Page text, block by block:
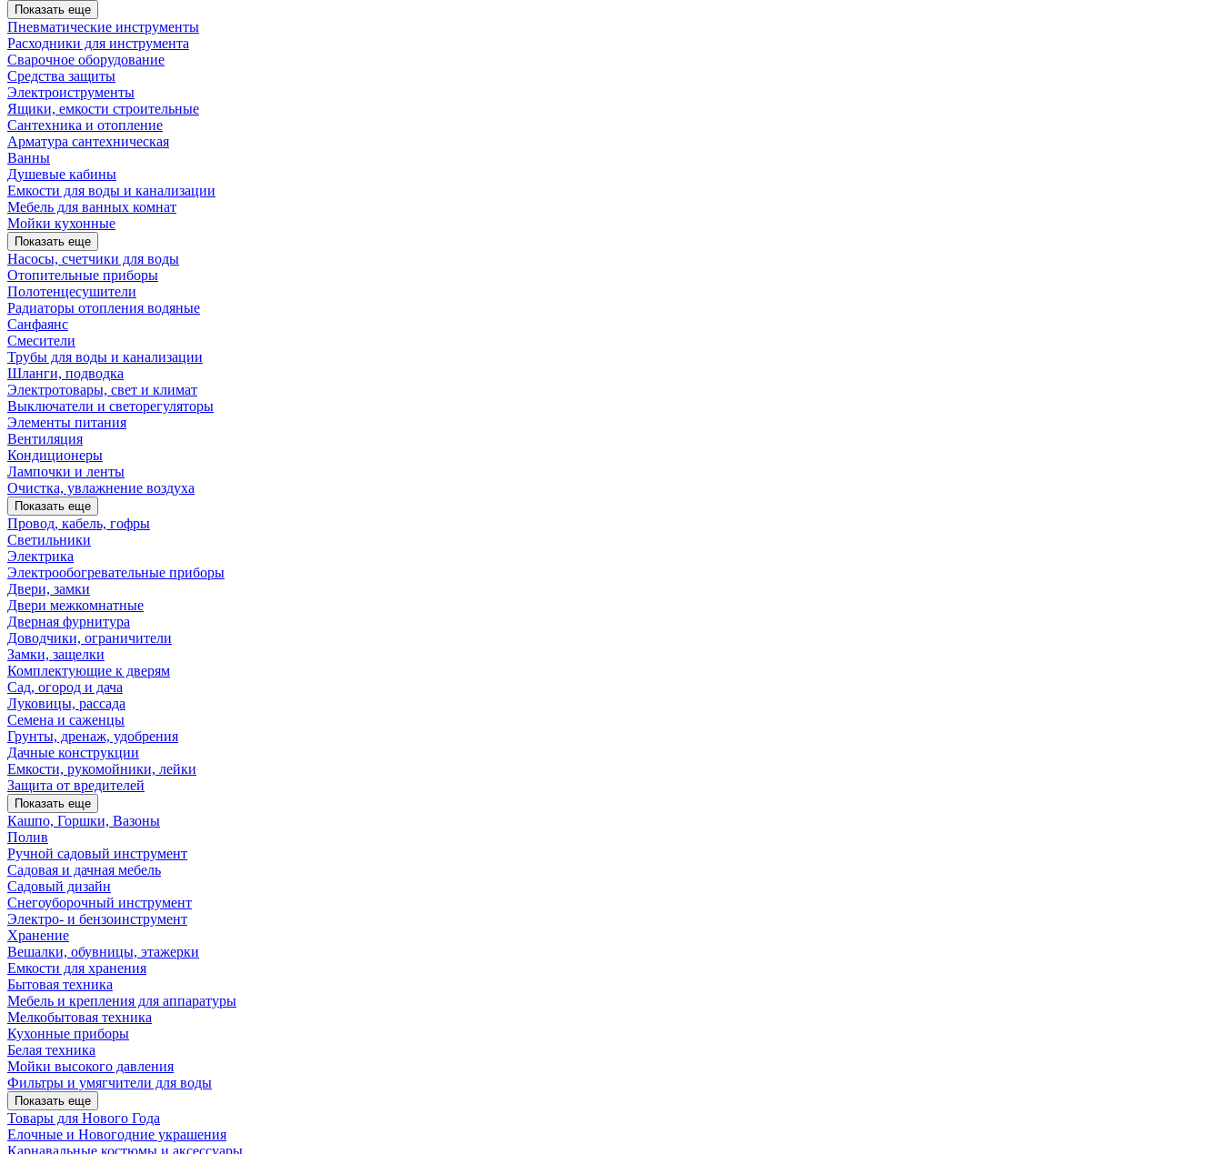
Показать еще
Пневматические инструменты
Расходники для инструмента
Сварочное оборудование
Средства защиты
Электроиструменты
Ящики, емкости строительные
Сантехника и отопление
Арматура сантехническая
Ванны
Душевые кабины
Емкости для воды и канализации
Мебель для ванных комнат
Мойки кухонные
Показать еще
Насосы, счетчики для воды
Отопительные приборы
Полотенцесушители
Радиаторы отопления водяные
Санфаянс
Смесители
Трубы для воды и канализации
Шланги, подводка
Электротовары, свет и климат
Выключатели и светорегуляторы
Элементы питания
Вентиляция
Кондиционеры
Лампочки и ленты
Очистка, увлажнение воздуха
Показать еще
Провод, кабель, гофры
Светильники
Электрика
Электрообогревательные приборы
Двери, замки
Двери межкомнатные
Дверная фурнитура
Доводчики, ограничители
Замки, защелки
Комплектующие к дверям
Сад, огород и дача
Луковицы, рассада
Семена и саженцы
Грунты, дренаж, удобрения
Дачные конструкции
Емкости, рукомойники, лейки
Защита от вредителей
Показать еще
Кашпо, Горшки, Вазоны
Полив
Ручной садовый инструмент
Садовая и дачная мебель
Садовый дизайн
Снегоуборочный инструмент
Электро- и бензоинструмент
Хранение
Вешалки, обувницы, этажерки
Емкости для хранения
Бытовая техника
Мебель и крепления для аппаратуры
Мелкобытовая техника
Кухонные приборы
Белая техника
Мойки высокого давления
Фильтры и умягчители для воды
Показать еще
Товары для Нового Года
Елочные и Новогодние украшения
Карнавальные костюмы и аксессуары